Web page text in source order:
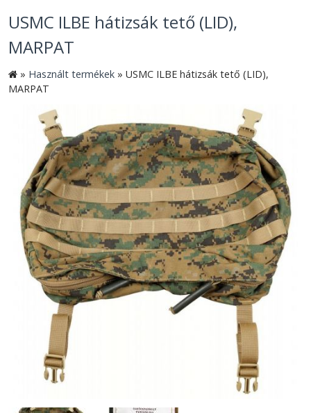
USMC ILBE hátizsák tető (LID),
MARPAT
» Használt termékek » USMC ILBE hátizsák tető (LID),
MARPAT